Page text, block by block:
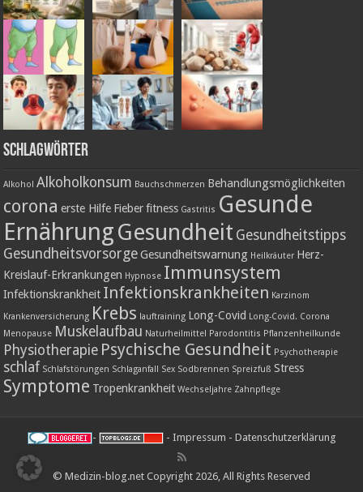
Schlagwörter
Alkohol Alkoholkonsum Bauchschmerzen Behandlungsmöglichkeiten
corona erste Hilfe Fieber fitness Gastritis Gesunde
ErnährungGesundheit Gesundheitstipps
Gesundheitsvorsorge Gesundheitswarnung Heilkräuter Herz-
Kreislauf-Erkrankungen Hypnose Immunsystem
Infektionskrankheit Infektionskrankheiten Karzinom
Krankenversicherung Krebs lauftraining Long-Covid Long-Covid. Corona
Menopause Muskelaufbau Naturheilmittel Parodontitis Pflanzenheilkunde
Physiotherapie Psychische Gesundheit Psychotherapie
schlaf Schlafstörungen Schlaganfall Sex Sodbrennen Spreizfuß Stress
Symptome Tropenkrankheit Wechseljahre Zahnpflege
- - Impressum - Datenschutzerklärung
© Medizin-blog.net Copyright 2026, All Rights Reserved